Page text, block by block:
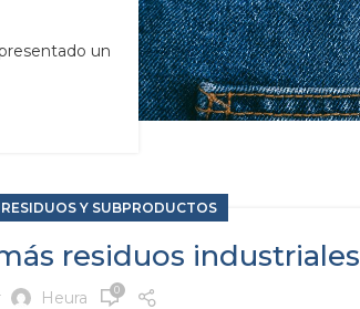
un
RESIDUOS Y SUBPRODUCTOS
residuos industriales
Heura 0